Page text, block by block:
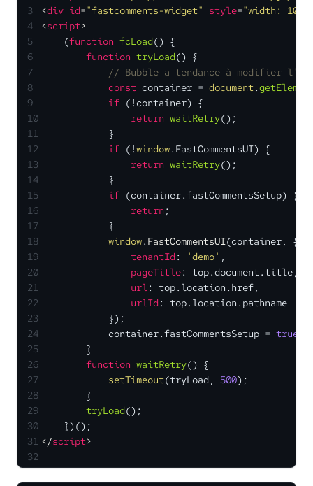
3
<div id="fastcomments-widget" style="width:
4
<script>
5
    (
function fcLoad() {
6
function tryLoad() {
7
// Bubble a tendance à modifier
8
const container = document .
9
if (!container) {
10
return waitRetry();
11
            }
12
if (!window. FastCommentsUI) {
13
return waitRetry();
14
            }
15
if (container.fastCommentsSetup) {
16
return ;
17
            }
18
window. FastCommentsUI(container, {
19
tenantId: 'demo' ,
20
pageTitle: top.document .title,
21
url: top. location . href,
22
urlId: top. location . pathname
23
            });
24
            container.
fastCommentsSetup = true
25
        }
26
function waitRetry() {
27
setTimeout(tryLoad, 500);
28
        }
29
tryLoad();
30
    })();
31 </script>
32